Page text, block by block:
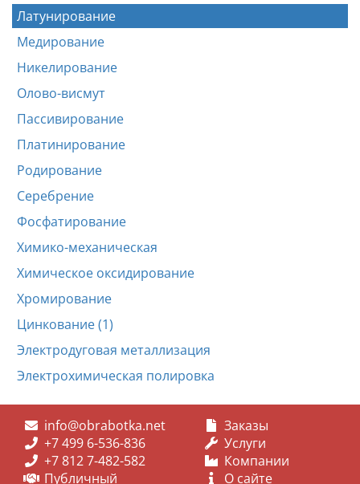
Латунирование
Медирование
Никелирование
Олово-висмут
Пассивирование
Платинирование
Родирование
Серебрение
Фосфатирование
Химико-механическая
Химическое оксидирование
Хромирование
Цинкование (1)
Электродуговая металлизация
Электрохимическая полировка
info@obrabotka.net
+7 499 6-536-836
+7 812 7-482-582
Публичный
Заказы
Услуги
Компании
О сайте